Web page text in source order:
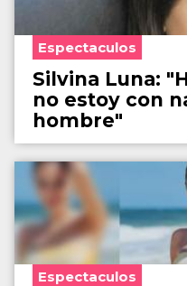
Espectaculos
Silvina Luna:
no estoy con
hombre"
Espectaculos